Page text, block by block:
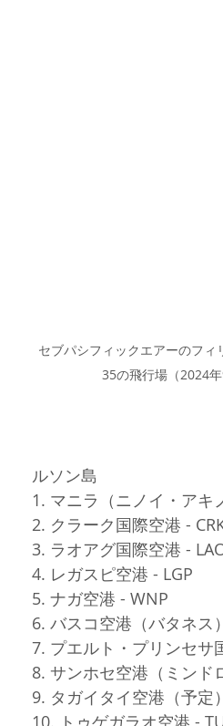
セブパシフィックエアーのフィ
35の飛行場（2024年
ルソン島
1. マニラ（ニノイ・ア
2. クラーク国際空港 -
3. ラオアグ国際空港 -
4. レガスピ空港 - LGP
5. ナガ空港 - WNP
6. バスコ空港（バタネス
7. プエルト・プリンセサ
8. サンホセ空港（ミンド
9. タガイタイ空港（予定）
10. トゥゲガラオ空港 -